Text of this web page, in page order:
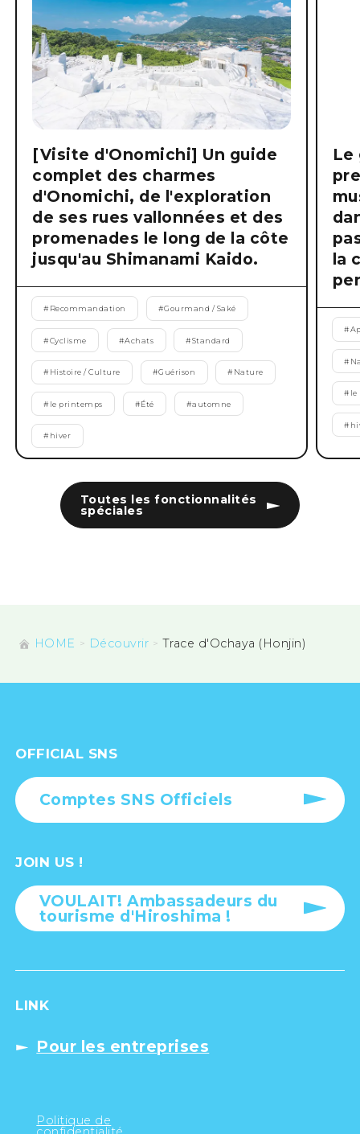
Toutes les fonctionnalités
spéciales
[Visite d'Onomichi] Un guide
complet des charmes
d'Onomichi, de l'exploration
de ses rues vallonnées et des
promenades le long de la côte
jusqu'au Shimanami Kaido.
# Recommandation #Gourmand / Saké
#Cyclisme #Achats #Standard
# Histoire / Culture #Guérison # Nature
# le printemps #Été #automne
# hiver
Le
la
#
#
# le
#
HOME Découvrir Trace d'Ochaya (Honjin)
OFFICIAL SNS
Comptes SNS Officiels
JOIN US !
VOULAIT! Ambassadeurs du
tourisme d'Hiroshima !
LINK
Pour les entreprises
Politique de